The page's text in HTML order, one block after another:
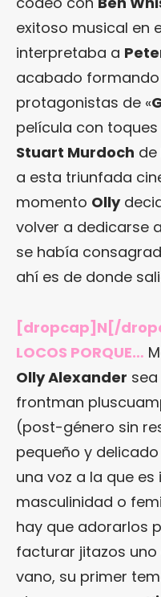
exitoso musical en
interpretaba a
acabado
protagonistas de «
película con
Stuart Murdoch de
a esta triunfada
momento Olly
volver a dedicarse
se había
ahí es de donde
[dropcap]N[/
LOCOS PORQUE…
Olly Alexander
frontman
(post-género sin
pequeño y
una voz a la que
masculinidad o
hay que adorarlos
facturar jitazos uno
vano, su primer